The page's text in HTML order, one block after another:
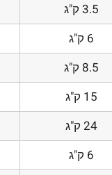
3.5 ק"ג
6 ק"ג
8.5 ק"ג
15 ק"ג
24 ק"ג
6 ק"ג